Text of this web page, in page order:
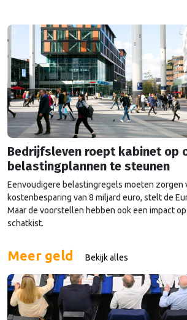
Bedrijfsleven roept kabinet op
belastingplannen te steunen
Eenvoudigere belastingregels moeten zorgen
kostenbesparing van 8 miljard euro, stelt de
Maar de voorstellen hebben ook een impact
schatkist.
Meer geld Bekijk alles